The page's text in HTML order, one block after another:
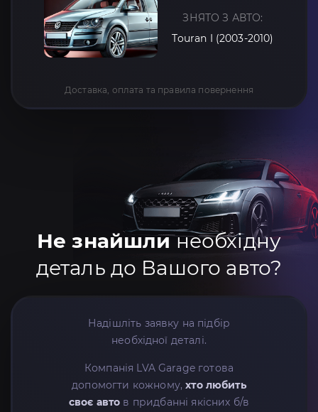
ЗНЯТО З АВТО:
Touran I (2003-2010)
Доставка, оплата та правила повернення
Не знайшлинеобхідну
деталь до Вашого авто?
Надішліть заявку на підбір
необхідної деталі.
Компанія LVA Garage готова
допомогти кожному,хто любить
своє авто в придбанні якісних б/в